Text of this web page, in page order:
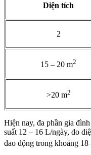
Diện tích
2
15 – 20 m2
>20 m2
Hiện nay, đa phần gia
suất 12 – 16 L/ngày, do
dao động trong khoảng 18